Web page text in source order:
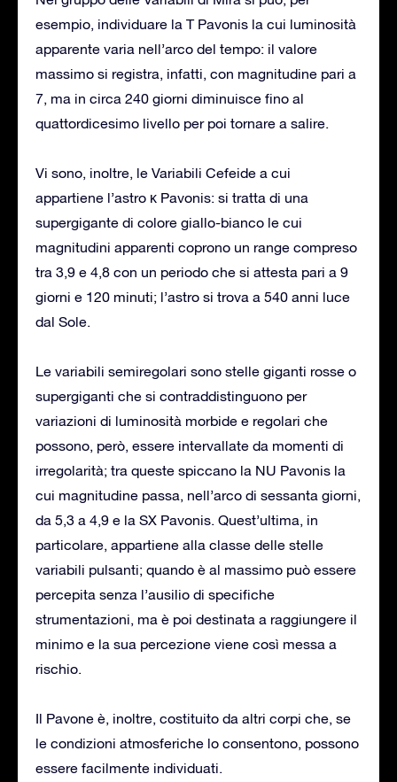
esempio, individuare la T Pavonis la cui luminosità
apparente varia nell’arco del tempo: il valore
massimo si registra, infatti, con magnitudine pari a
7, ma in circa 240 giorni diminuisce fino al
quattordicesimo livello per poi tornare a salire.
Vi sono, inoltre, le Variabili Cefeide a cui
appartiene l’astro κ Pavonis: si tratta di una
supergigante di colore giallo-bianco le cui
magnitudini apparenti coprono un range compreso
tra 3,9 e 4,8 con un periodo che si attesta pari a 9
giorni e 120 minuti; l’astro si trova a 540 anni luce
dal Sole.
Le variabili semiregolari sono stelle giganti rosse o
supergiganti che si contraddistinguono per
variazioni di luminosità morbide e regolari che
possono, però, essere intervallate da momenti di
irregolarità; tra queste spiccano la NU Pavonis la
cui magnitudine passa, nell’arco di sessanta giorni,
da 5,3 a 4,9 e la SX Pavonis. Quest’ultima, in
particolare, appartiene alla classe delle stelle
variabili pulsanti; quando è al massimo può essere
percepita senza l’ausilio di specifiche
strumentazioni, ma è poi destinata a raggiungere il
minimo e la sua percezione viene così messa a
rischio.
Il Pavone è, inoltre, costituito da altri corpi che, se
le condizioni atmosferiche lo consentono, possono
essere facilmente individuati.